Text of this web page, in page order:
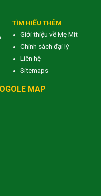
TÌM HIỂU THÊM
Giới thiệu về Mẹ Mít
Chính sách đại lý
Liên hệ
Sitemaps
MAP